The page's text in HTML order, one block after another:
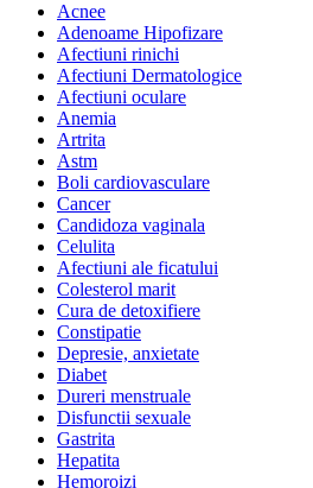
Acnee
Adenoame Hipofizare
Afectiuni rinichi
Afectiuni Dermatologice
Afectiuni oculare
Anemia
Artrita
Astm
Boli cardiovasculare
Cancer
Candidoza vaginala
Celulita
Afectiuni ale ficatului
Colesterol marit
Cura de detoxifiere
Constipatie
Depresie, anxietate
Diabet
Dureri menstruale
Disfunctii sexuale
Gastrita
Hepatita
Hemoroizi